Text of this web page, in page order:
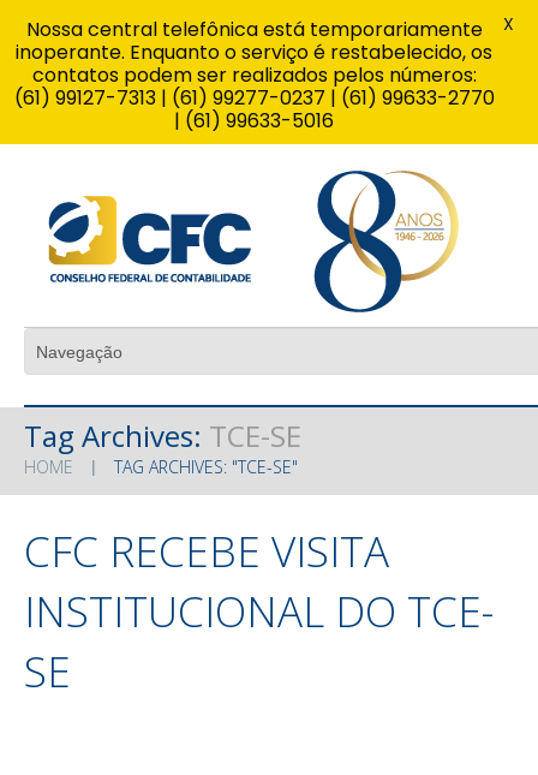
Tag Archives: TCE-SE
HOME TAG ARCHIVES: "TCE-SE"
CFC RECEBE VISITA
INSTITUCIONAL DO TCE-
SE
Nossa central telefônica está temporariamente
inoperante. Enquanto o serviço é restabelecido, os
contatos podem ser realizados pelos números:
(61) 99127-7313 | (61) 99277-0237 | (61) 99633-2770
| (61) 99633-5016
X